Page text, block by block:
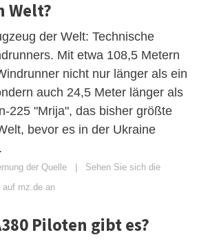
Welt?
der Welt: Technische
Mit etwa 108,5 Metern
nicht nur länger als ein
auch 24,5 Meter länger als
225 "Mrija", das bisher größte
bevor es in der Ukraine
der Quelle | Sehen Sie sich die
auf mz.de an
Piloten gibt es?